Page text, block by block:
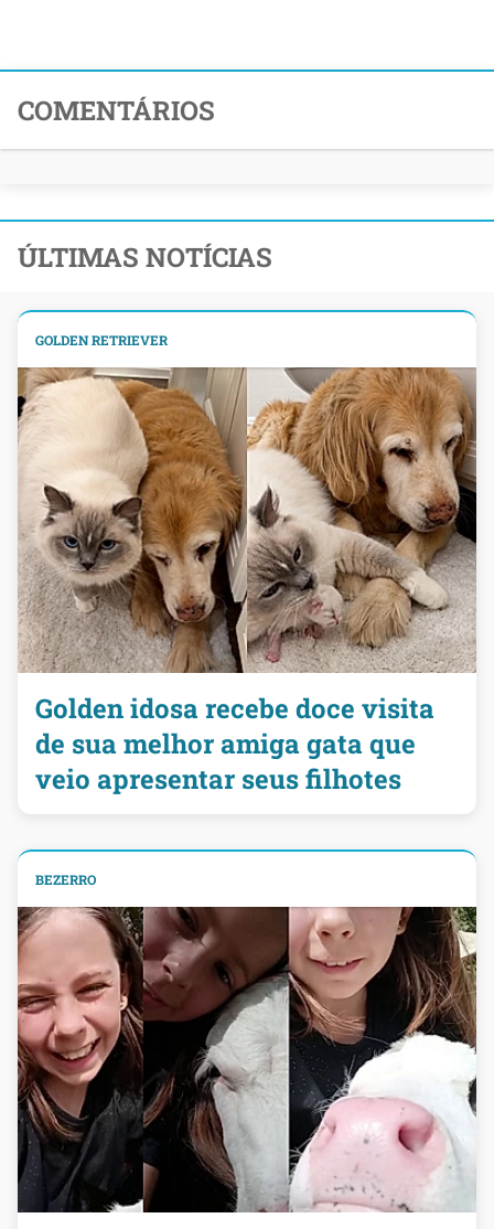
COMENTÁRIOS
ÚLTIMAS NOTÍCIAS
GOLDEN RETRIEVER
Golden idosa recebe doce visita
de sua melhor amiga gata que
veio apresentar seus filhotes
BEZERRO